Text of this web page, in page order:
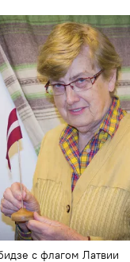
с флагом Латвии